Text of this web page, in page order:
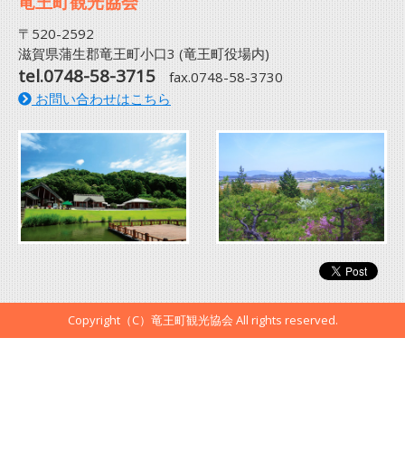
〒520-2592
滋賀県蒲生郡竜王町小口3 (竜王町役場内)
tel.0748-58-3715 fax.0748-58-3730
お問い合わせはこちら
Copyright（C）竜王町観光協会 All rights reserved.